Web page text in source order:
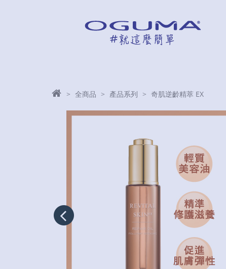
全商品 產品系列 奇肌逆齡精萃 EX